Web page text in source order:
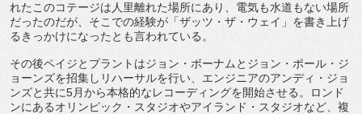
れたこのコテージは人里離れた場所にあり、 電気も水道もない場所
だったのだが、そこでの経験が「ザッツ・ ザ・ウェイ」を書き上げ
るきっかけになったとも言われている。
その後ペイジとプラントはジョン・ボーナムとジョン・ポール・ ジ
ョーンズを招集しリハーサルを行い、エンジニアのアンディ・ ジョ
ンズと共に5月から本格的なレコーディングを開始させる。
ロンド
ンにあるオリンピック・スタジオやアイランド・ スタジオなど、複